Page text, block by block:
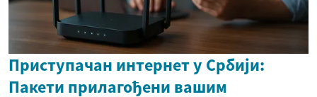
Приступачан интернет у Србији:
Пакети прилагођени вашим